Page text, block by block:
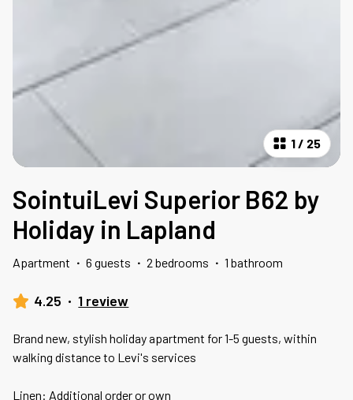
1/ 25
SointuiLevi Superior B62 by
Holiday in Lapland
Apartment · 6 guests · 2 bedrooms · 1 bathroom
4.25 · 1 review
Brand new, stylish holiday apartment for 1-5 guests, within
walking distance to Levi's services
Linen: Additional order or own